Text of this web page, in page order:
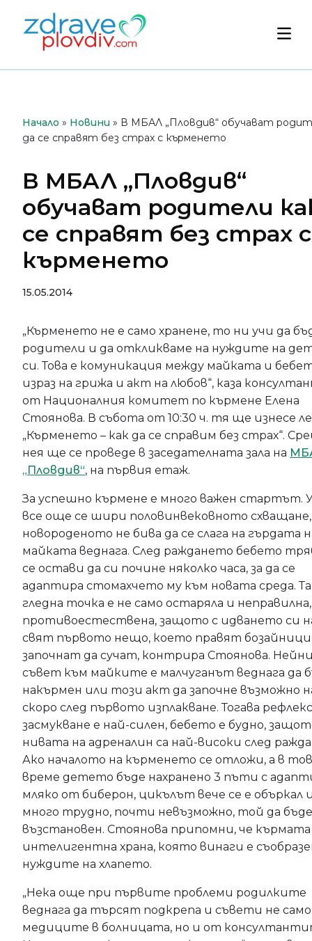
съдържанието
Начало » Новини » В МБАЛ „Пловдив“ обучават
да се справят без страх с кърменето
В МБАЛ „Пловдив“
обучават родители
се справят без страх с
кърменето
15.05.2014
„Кърменето не е само хранене, то ни учи да
родители и да откликваме на нуждите на
си. Това е комуникация между майката и
израз на грижа и акт на любов“, каза
от Националния комитет по кърмене Елена
Стоянова. В събота от 10:30 ч. тя ще изнесе
„Кърменето – как да се справим без страх“.
нея ще се проведе в заседателната зала на
„Пловдив“, на първия етаж.
За успешно кърмене е много важен стартът.
все още се шири половинвековното
новороденото не бива да се слага на гърдата
майката веднага. След раждането бебето
се остави да си почине няколко часа, за да се
адаптира стомахчето му към новата среда.
гледна точка е не само остаряла и
противоестествена, защото с идването си
свят първото нещо, което правят
започнат да сучат, контрира Стоянова.
съвет към майките е малчуганът веднага да
накърмен или този акт да започне възможно
скоро след първото изплакване. Тогава
засмукване е най-силен, бебето е будно,
нивата на адреналин са най-високи след
Ако началото на кърменето се отложи, а в
време детето бъде нахранено 3 пъти с
мляко от биберон, цикълът вече се е объркал
много трудно, почти невъзможно, той да бъде
възстановен. Стоянова припомни, че кърмата
интелигентна храна, която винаги е
нуждите на хлапето.
„Нека още при първите проблеми родилките
веднага да търсят подкрепа и съвети не
медиците в болницата, но и от